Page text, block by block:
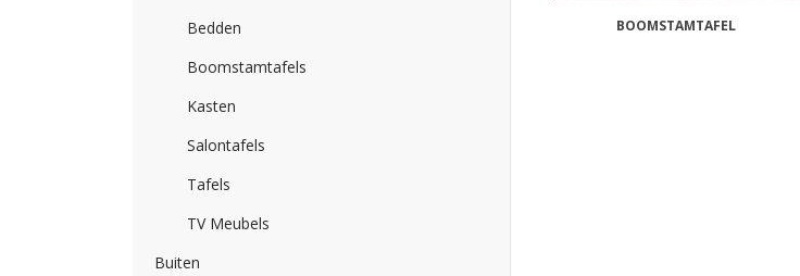
Bedden
Boomstamtafels
Kasten
Salontafels
Tafels
TV Meubels
Buiten
BOOMSTAMTAFEL